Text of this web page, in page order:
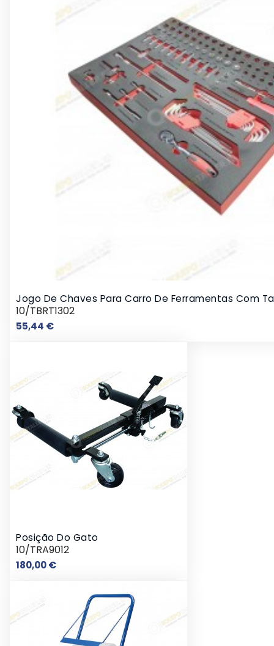
Jogo De Chaves Para Carro De Ferramentas Com
10/TBRT1302
55,44 €Preço
Posição Do Gato
10/TRA9012
180,00 €Preço